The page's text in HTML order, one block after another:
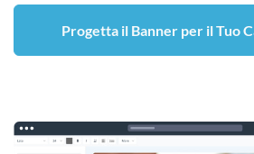
Progetta il Banner per il Tuo